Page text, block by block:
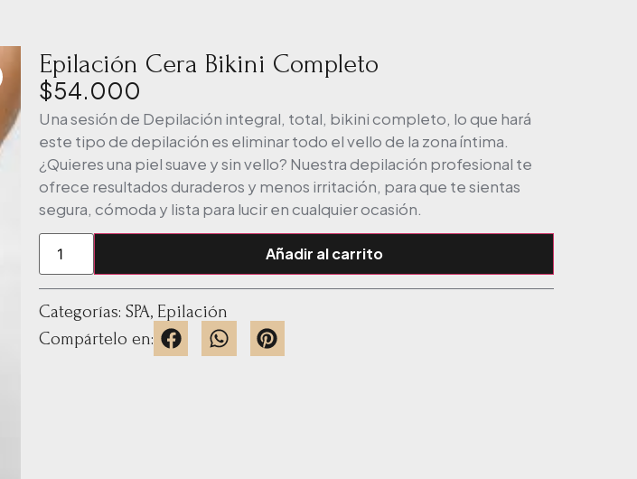
Epilación Cera Bikini Completo
$54.000
Una sesión de Depilación integral, total, bikini completo, lo que hará
este tipo de depilación es eliminar todo el vello de la zona íntima.
¿Quieres una piel suave y sin vello? Nuestra depilación profesional te
ofrece resultados duraderos y menos irritación, para que te sientas
segura, cómoda y lista para lucir en cualquier ocasión.
Añadir al carrito
Categorías: SPA, Epilación
Compártelo en: